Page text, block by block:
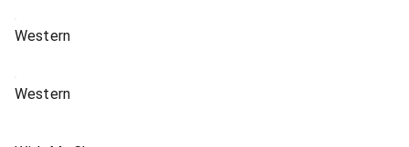
Western
Western